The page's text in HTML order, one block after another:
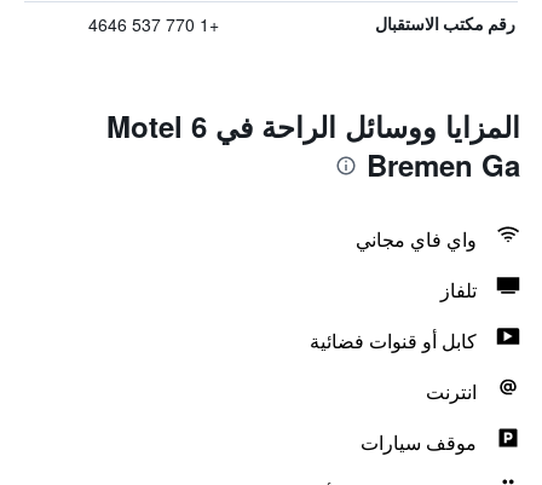
رقم مكتب الاستقبال +1 770 537 4646
المزايا ووسائل الراحة في Motel 6
Bremen Ga
واي فاي مجاني
تلفاز
كابل أو قنوات فضائية
انترنت
موقف سيارات